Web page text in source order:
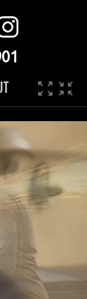
Video made easy